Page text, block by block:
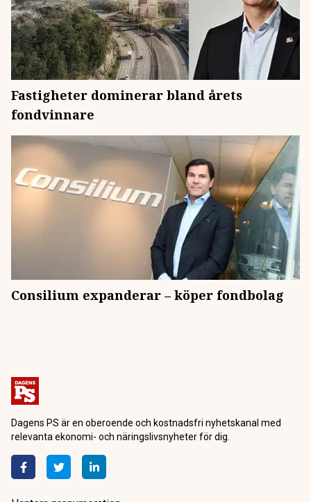
Fastigheter dominerar bland årets
fondvinnare
Consilium expanderar – köper fondbolag
Dagens PS är en oberoende och kostnadsfri nyhetskanal med
relevanta ekonomi- och näringslivsnyheter för dig.